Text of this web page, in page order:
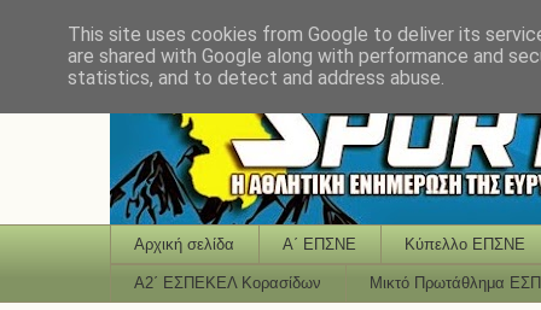
Αρχική σελίδα Α΄ ΕΠΣΝΕ Κύπελλο ΕΠΣΝΕ
Α2΄ ΕΣΠΕΚΕΛ Κορασίδων Μικτό Πρωτάθλημα
This site uses cookies from Google to deliver its
are shared with Google along with performance and
statistics, and to detect and address abuse.